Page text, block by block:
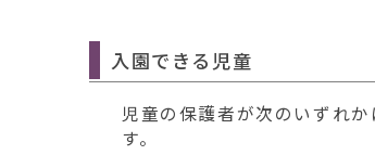
入園できる児童
児童の保護者が次のいずれ
す。